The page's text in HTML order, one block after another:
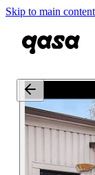
Skip to main content